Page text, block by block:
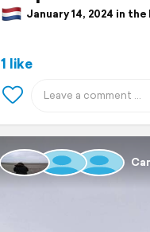
January 14, 2024 in
1 like